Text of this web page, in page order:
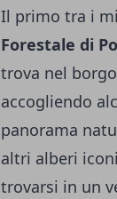
Il primo tra i
Forestale di
trova nel
accogliendo
panorama
altri alberi
trovarsi in un